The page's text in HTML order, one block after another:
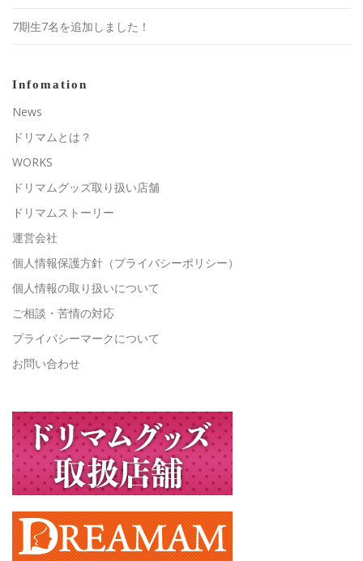
7期生7名を追加しました！
Infomation
News
ドリマムとは？
WORKS
ドリマムグッズ取り扱い店舗
ドリマムストーリー
運営会社
個人情報保護方針（プライバシーポリシー）
個人情報の取り扱いについて
ご相談・苦情の対応
プライバシーマークについて
お問い合わせ